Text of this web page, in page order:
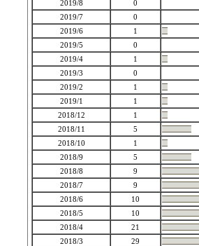
2019/8
0
2019/7
0
2019/6
1
2019/5
0
2019/4
1
2019/3
0
2019/2
1
2019/1
1
2018/12
1
2018/11
5
2018/10
1
2018/9
5
2018/8
9
2018/7
9
2018/6
10
2018/5
10
2018/4
21
2018/3
29